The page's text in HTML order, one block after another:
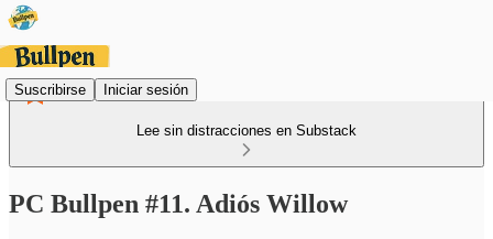
Suscribirse Iniciar sesión
Lee sin distracciones en Substack
PC Bullpen #11. Adiós Willow